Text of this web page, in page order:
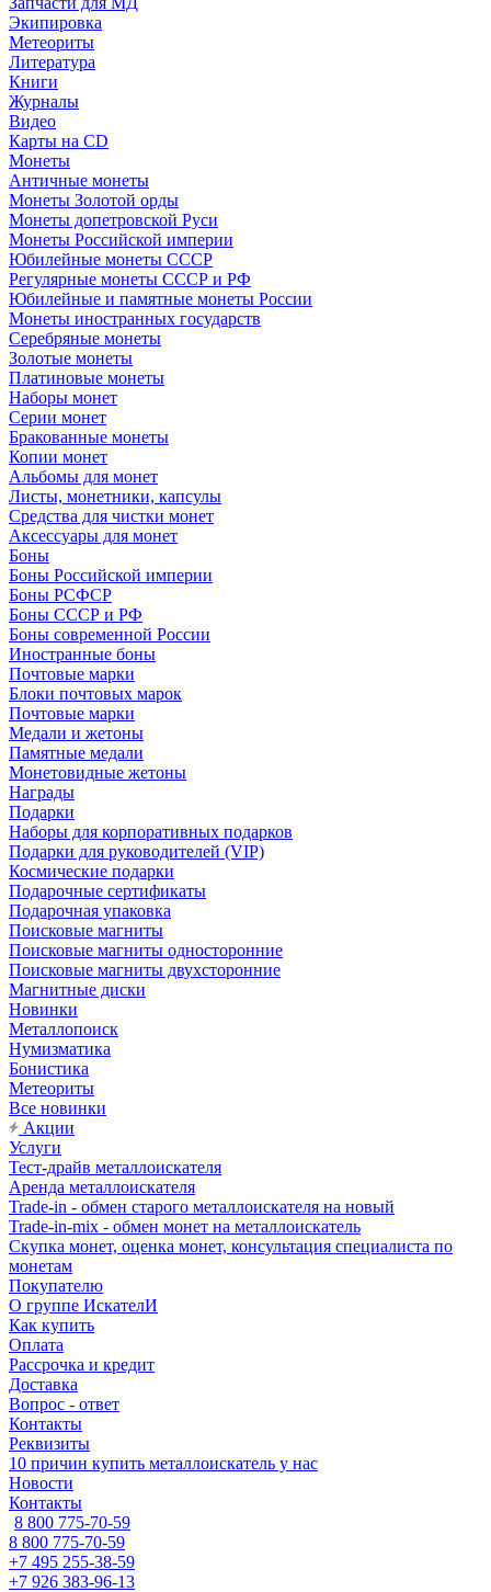
Экипировка
Метеориты
Литература
Книги
Журналы
Видео
Карты на CD
Монеты
Античные монеты
Монеты Золотой орды
Монеты допетровской Руси
Монеты Российской империи
Юбилейные монеты СССР
Регулярные монеты СССР и РФ
Юбилейные и памятные монеты России
Монеты иностранных государств
Серебряные монеты
Золотые монеты
Платиновые монеты
Наборы монет
Серии монет
Бракованные монеты
Копии монет
Альбомы для монет
Листы, монетники, капсулы
Средства для чистки монет
Аксессуары для монет
Боны
Боны Российской империи
Боны РСФСР
Боны СССР и РФ
Боны современной России
Иностранные боны
Почтовые марки
Блоки почтовых марок
Почтовые марки
Медали и жетоны
Памятные медали
Монетовидные жетоны
Награды
Подарки
Наборы для корпоративных подарков
Подарки для руководителей (VIP)
Космические подарки
Подарочные сертификаты
Подарочная упаковка
Поисковые магниты
Поисковые магниты односторонние
Поисковые магниты двухсторонние
Магнитные диски
Новинки
Металлопоиск
Нумизматика
Бонистика
Метеориты
Все новинки
Акции
Услуги
Тест-драйв металлоискателя
Аренда металлоискателя
Trade-in - обмен старого металлоискателя на новый
Trade-in-mix - обмен монет на металлоискатель
Скупка монет, оценка монет, консультация специалиста по
монетам
Покупателю
О группе ИскателИ
Как купить
Оплата
Рассрочка и кредит
Доставка
Вопрос - ответ
Контакты
Реквизиты
10 причин купить металлоискатель у нас
Новости
Контакты
8 800 775-70-59
8 800 775-70-59
+7 495 255-38-59
+7 926 383-96-13